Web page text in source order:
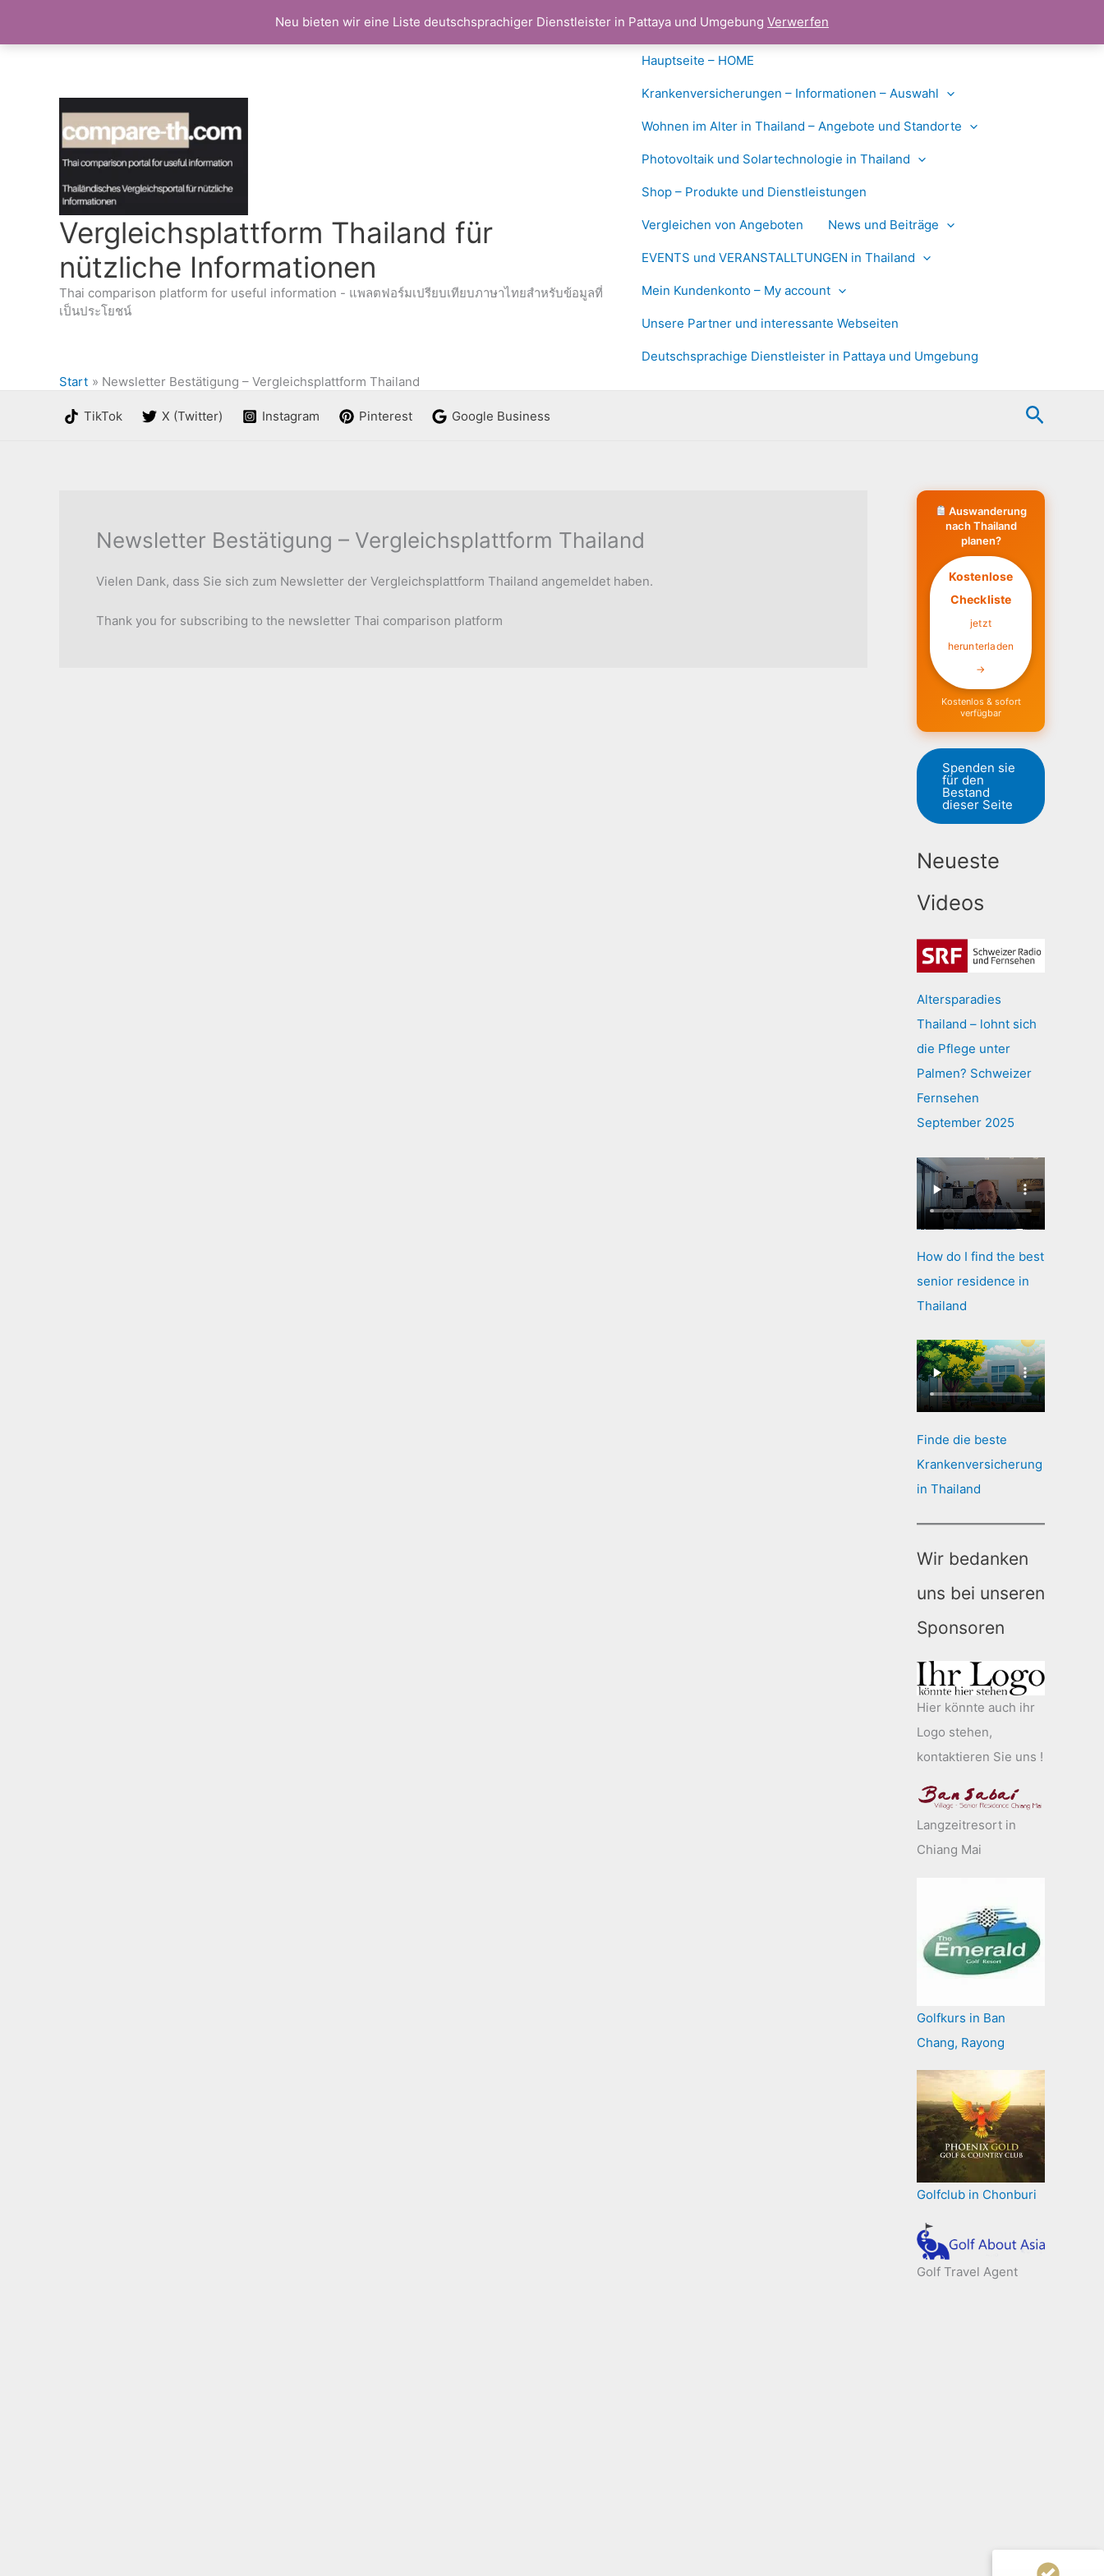
Neu bieten wir eine Liste deutschsprachiger Dienstleister in Pattaya und Umgebung Verwerfen
Vergleichsplattform Thailand für
nützliche Informationen
Thai comparison platform for useful information - แพลตฟอร์มเปรียบเทียบภาษาไทยสำหรับข้อมูลที่
เป็นประโยชน์
Hauptseite – HOME
Krankenversicherungen – Informationen – Auswahl
Wohnen im Alter in Thailand – Angebote und Standorte
Photovoltaik und Solartechnologie in Thailand
Shop – Produkte und Dienstleistungen
Vergleichen von Angeboten News und Beiträge
EVENTS und VERANSTALLTUNGEN in Thailand
Mein Kundenkonto – My account
Unsere Partner und interessante Webseiten
Deutschsprachige Dienstleister in Pattaya und Umgebung
Start
Newsletter Bestätigung – Vergleichsplattform Thailand
TikTok X (Twitter) Instagram Pinterest Google Business Suchen
Newsletter Bestätigung – Vergleichsplattform Thailand
Vielen Dank, dass Sie sich zum Newsletter der Vergleichsplattform Thailand angemeldet haben.
Thank you for subscribing to the newsletter Thai comparison platform
Auswanderung
nach Thailand
planen?
Kostenlose
Checkliste
jetzt
herunterladen
→
Kostenlos & sofort
verfügbar
Spenden sie
für den
Bestand
dieser Seite
Neueste
Videos
Altersparadies
Thailand – lohnt sich
die Pflege unter
Palmen? Schweizer
Fernsehen
September 2025
How do I find the best
senior residence in
Thailand
Finde die beste
Krankenversicherung
in Thailand
Wir bedanken
uns bei unseren
Sponsoren
Hier könnte auch ihr
Logo stehen,
kontaktieren Sie uns !
Langzeitresort in
Chiang Mai
Golfkurs in Ban
Chang, Rayong
Golfclub in Chonburi
Golf Travel Agent